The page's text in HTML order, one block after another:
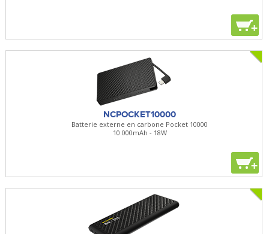
+
NCPOCKET10000
Batterie externe en carbone Pocket 10000
10 000mAh - 18W
+